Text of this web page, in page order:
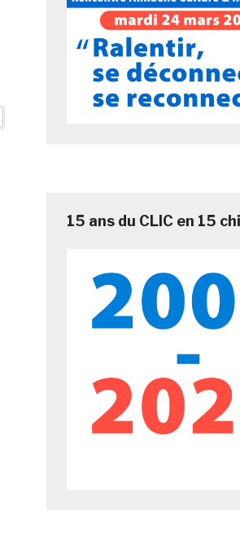
15 ans du CLIC en 15